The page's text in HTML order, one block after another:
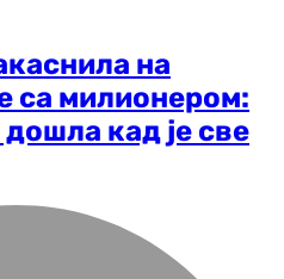
на
са милионером:
кад је све